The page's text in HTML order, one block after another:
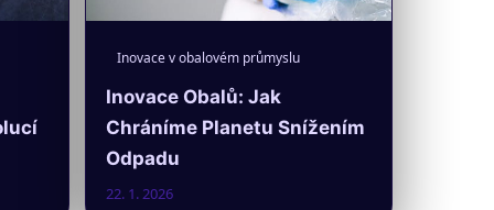
Inovace v obalovém průmyslu
Inovace Obalů: Jak
Chráníme Planetu Snížením
Odpadu
22. 1. 2026